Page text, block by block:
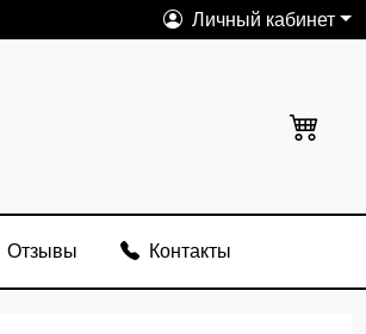
Личный кабинет
Отзывы Контакты